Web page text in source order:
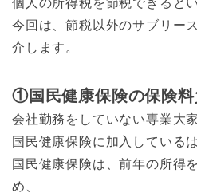
今回は、節税以外のサブリー
介します。
①国民健康保険の保険料
会社勤務をしていない専業大
国民健康保険に加入している
国民健康保険は、前年の所得
め、